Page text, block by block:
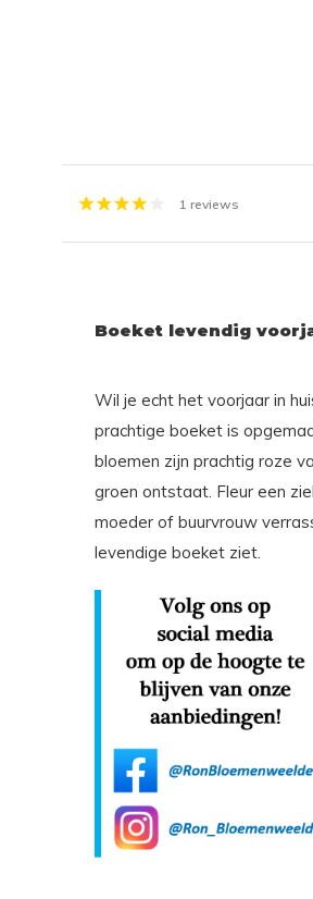
1 reviews
Boeket levendig
Wil je echt het voorjaar in
prachtige boeket is
bloemen zijn prachtig roze
groen ontstaat. Fleur een
moeder of buurvrouw
levendige boeket ziet.